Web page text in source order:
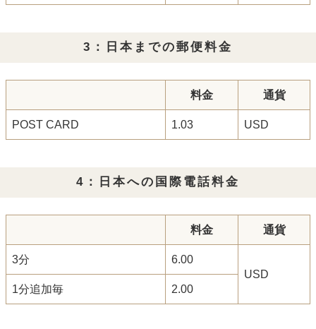
3：日本までの郵便料金
料金 通貨
POST CARD 1.03 USD
4：日本への国際電話料金
料金 通貨
3分
6.00
USD
1分追加毎
2.00